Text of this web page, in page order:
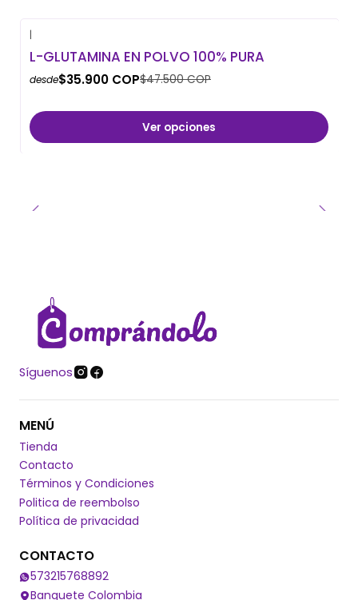
|
L-GLUTAMINA EN POLVO 100% PURA
desde$35.900 COP$47.500 COP
Ver opciones
Síguenos
MENÚ
Tienda
Contacto
Términos y Condiciones
Politica de reembolso
Política de privacidad
CONTACTO
573215768892
Banquete Colombia